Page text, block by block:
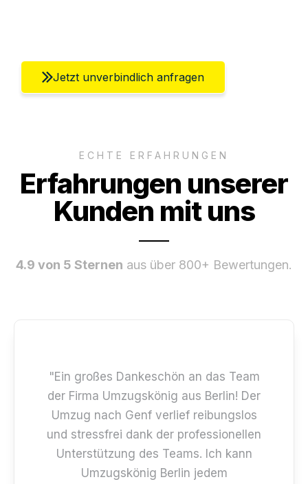
Jetzt unverbindlich anfragen
ECHTE ERFAHRUNGEN
Erfahrungen unserer
Kunden mit uns
4.9 von 5 Sternen aus über 800+ Bewertungen.
"Ein großes Dankeschön an das Team
der Firma Umzugskönig aus Berlin! Der
Umzug nach Genf verlief reibungslos
und stressfrei dank der professionellen
Unterstützung des Teams. Ich kann
Umzugskönig Berlin jedem